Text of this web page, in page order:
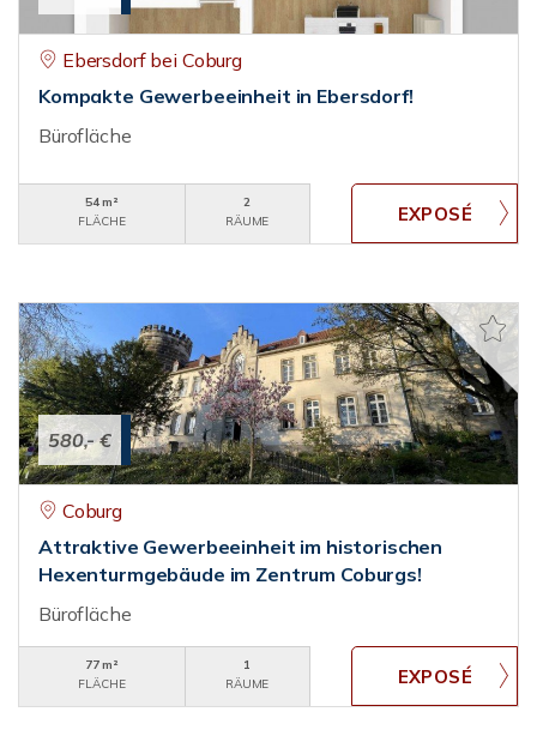
Ebersdorf bei Coburg
Kompakte Gewerbeeinheit in Ebersdorf!
Bürofläche
54 m²
FLÄCHE
2
RÄUME
580,- €
Coburg
Attraktive Gewerbeeinheit im historischen
Hexenturmgebäude im Zentrum Coburgs!
Bürofläche
77 m²
FLÄCHE
1
RÄUME